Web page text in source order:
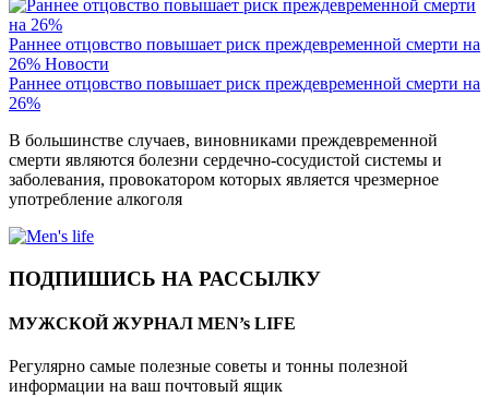
Раннее отцовство повышает риск преждевременной смерти на
26% Новости
Раннее отцовство повышает риск преждевременной смерти на
26%
В большинстве случаев, виновниками преждевременной
смерти являются болезни сердечно-сосудистой системы и
заболевания, провокатором которых является чрезмерное
употребление алкоголя
ПОДПИШИСЬ НА РАССЫЛКУ
МУЖСКОЙ ЖУРНАЛ MEN’s LIFE
Регулярно самые полезные советы и тонны полезной
информации на ваш почтовый ящик